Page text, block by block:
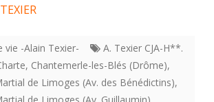
vie -Alain Texier-
A. Texier CJA-H**.
, Chantemerle-les-Blés (Drôme),
de Limoges (Av. des Bénédictins),